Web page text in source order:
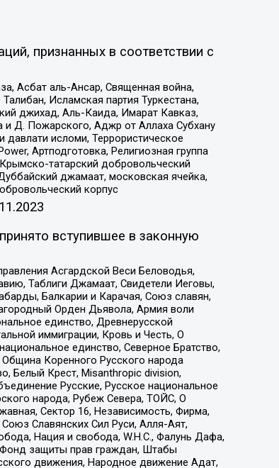
признанных в соответствии с
Асбат аль-Ансар, Священная война,
Исламская партия Туркестана,
джихад, Аль-Каида, Имарат Кавказ,
Д. Пожарского, Аджр от Аллаха Субхану
исломи, Террористическое
Артподготовка, Религиозная группа
татарский добровольческий
джамаат, московская ячейка,
корпус
вступившее в законную
Асгардской Веси Беловодья,
Таблиги Джамаат, Свидетели Иеговы,
Балкарии и Карачая, Союз славян,
Орден Дьявола, Армия воли
единство, Древнерусской
иммиграции, Кровь и Честь, О
единство, Северное Братство,
Коренного Русского народа
Белый Крест, Misanthropic division,
Русские, Русское национальное
народа, Рубеж Севера, ТОЙС, О
Сектор 16, Независимость, Фирма,
Славянских Сил Руси, Алля-Аят,
Нация и свобода, W.H.С., Фалунь Дафа,
защиты прав граждан, Штабы
движения, Народное движение Адат,